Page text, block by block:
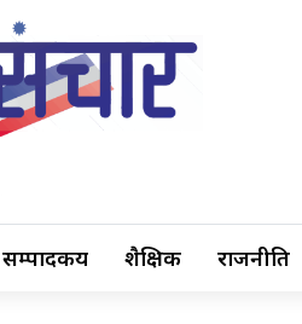
सम्पादकीय शैक्षिक राजनीति